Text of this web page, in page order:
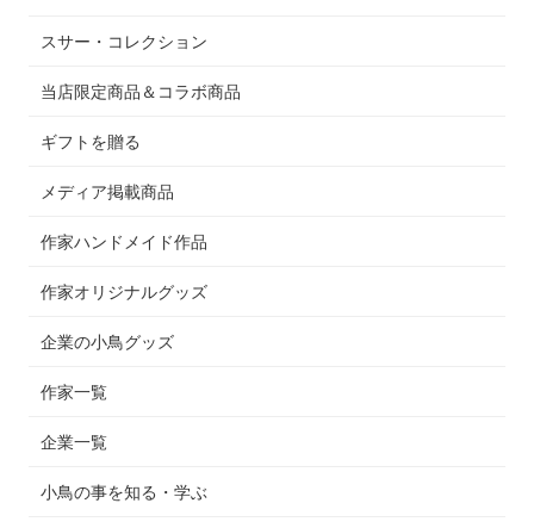
スサー・コレクション
当店限定商品＆コラボ商品
ギフトを贈る
メディア掲載商品
作家ハンドメイド作品
作家オリジナルグッズ
企業の小鳥グッズ
作家一覧
企業一覧
小鳥の事を知る・学ぶ